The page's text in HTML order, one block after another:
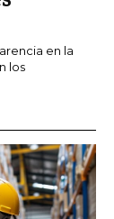
en la
los